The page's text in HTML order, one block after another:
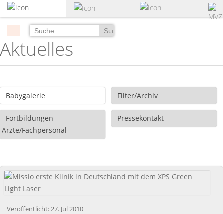
zum
Hauptinhalt
Suchen
Aktuelles
Babygalerie Filter/Archiv
Fortbildungen
Ärzte/Fachpersonal
Pressekontakt
Veröffentlicht:27. Jul 2010